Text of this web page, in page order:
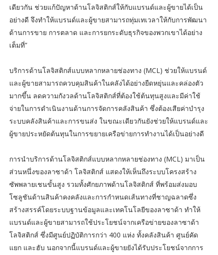
เดียวกัน ช่วยแก้ปัญหาด้านโลจิสติกส์ให้กับแบรนด์และผู้ขายได้เป็น
อย่างดี จึงทำให้แบรนด์และผู้ขายสามารถทุ่มเทเวลาให้กับการพัฒนา
ด้านการขาย การตลาด และการยกระดับธุรกิจของพวกเขาได้อย่าง
เต็มที่”
บริการด้านโลจิสติกส์แบบหลากหลายช่องทาง (MCL) ช่วยให้แบรนด์
และผู้ขายสามารถควบคุมสินค้าในคลังได้อย่างยืดหยุ่นและคล่องตัว
มากขึ้น ลดความกังวลด้านโลจิสติกส์ที่ต้องใช้ต้นทุนสูงและมีค่าใช้
จ่ายในการดำเนินงานด้านการจัดการคลังสินค้า ซึ่งต้องเสียค่าบำรุง
ระบบคลังสินค้าและการขนส่ง ในขณะเดียวกันยังช่วยให้แบรนด์และ
ผู้ขายประหยัดต้นทุนในการขยายเครือข่ายการทำงานได้เป็นอย่างดี
การนำบริการด้านโลจิสติกส์แบบหลากหลายช่องทาง (MCL) มาเป็น
ส่วนหนึ่งของลาซาด้า โลจิสติกส์ แสดงให้เห็นถึงระบบโครงสร้าง
ซัพพลายเชนขั้นสูง รวมทั้งศักยภาพด้านโลจิสติกส์ ที่พร้อมส่งมอบ
โซลูชันด้านสินค้าคงคลังและการกำหนดเส้นทางที่ชาญฉลาดซึ่ง
สร้างสรรค์โดยระบบฐานข้อมูลและเทคโนโลยีของลาซาด้า ทำให้
แบรนด์และผู้ขายสามารถใช้ประโยชน์จากเครือข่ายของลาซาด้า
โลจิสติกส์ ซึ่งมีศูนย์ปฏิบัติการกว่า 400 แห่ง ทั้งคลังสินค้า ศูนย์คัด
แยก และฮับ นอกจากนี้แบรนด์และผู้ขายยังได้รับประโยชน์จากการ